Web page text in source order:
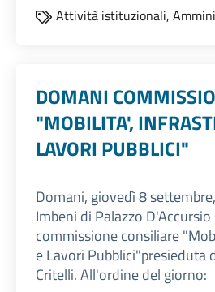
Attività istituzionali,
DOMANI
"MOBILITA',
LAVORI PUBBLICI"
Domani, giovedì 8
Imbeni di Palazzo
commissione consiliare
e Lavori Pubblici"presieduta
Critelli. All'ordine del giorno: